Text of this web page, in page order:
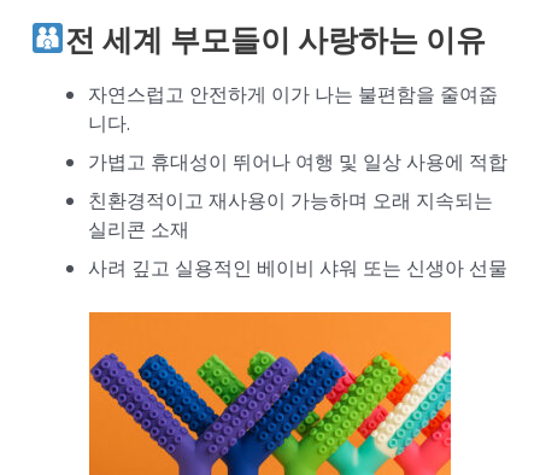
전 세계 부모들이 사랑하는 이유
자연스럽고 안전하게 이가 나는 불편함을 줄여줍
니다.
가볍고 휴대성이 뛰어나 여행 및 일상 사용에 적합
친환경적이고 재사용이 가능하며 오래 지속되는
실리콘 소재
사려 깊고 실용적인 베이비 샤워 또는 신생아 선물